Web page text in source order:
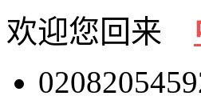
欢迎您回来